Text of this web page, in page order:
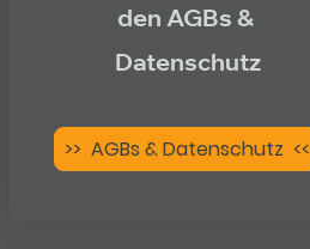
den AGBs &
Datenschutz
>> AGBs & Datenschutz <<